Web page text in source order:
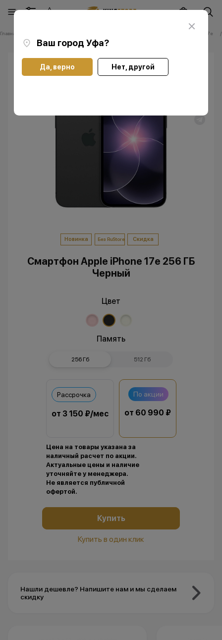
Ваш город Уфа?
Да, верно Нет, другой
Главная Смартфоны Apple iPhone 17e
Новинка Без RuStore Скидка
Смартфон Apple iPhone 17e 256 ГБ
Черный
Цвет
Память
256 Гб 512 Гб
Рассрочка
от 3 150 ₽/мес
По акции
от 60 990 ₽
Цена на товары указана за
наличный расчет по акции.
Актуальные цены и наличие
уточняйте у менеджера.
Не является публичной
офертой.
Купить
Купить в один клик
Нашли дешевле? Напишите нам и мы сделаем
скидку